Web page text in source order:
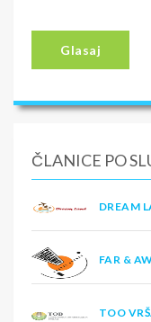
Glasaj
ČLANICE PO
DREAM
FAR &
TOO